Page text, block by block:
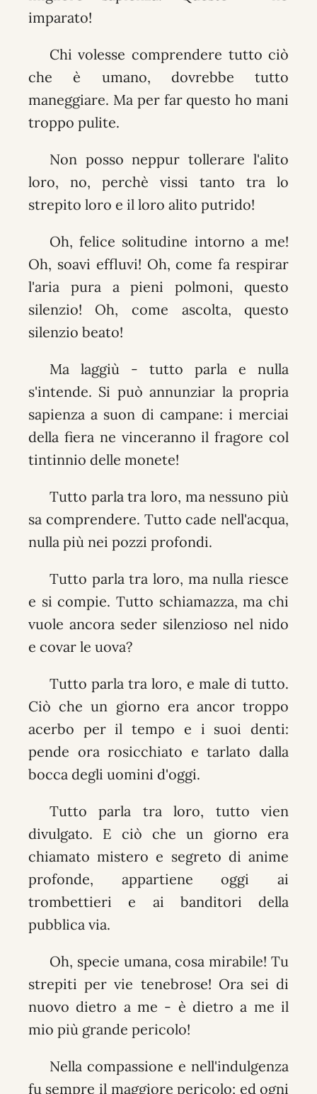
imparato!
Chi volesse comprendere tutto ciò
che è umano, dovrebbe tutto
maneggiare. Ma per far questo ho mani
troppo pulite.
Non posso neppur tollerare l'alito
loro, no, perchè vissi tanto tra lo
strepito loro e il loro alito putrido!
Oh, felice solitudine intorno a me!
Oh, soavi effluvi! Oh, come fa respirar
l'aria pura a pieni polmoni, questo
silenzio! Oh, come ascolta, questo
silenzio beato!
Ma laggiù - tutto parla e nulla
s'intende. Si può annunziar la propria
sapienza a suon di campane: i merciai
della fiera ne vinceranno il fragore col
tintinnio delle monete!
Tutto parla tra loro, ma nessuno più
sa comprendere. Tutto cade nell'acqua,
nulla più nei pozzi profondi.
Tutto parla tra loro, ma nulla riesce
e si compie. Tutto schiamazza, ma chi
vuole ancora seder silenzioso nel nido
e covar le uova?
Tutto parla tra loro, e male di tutto.
Ciò che un giorno era ancor troppo
acerbo per il tempo e i suoi denti:
pende ora rosicchiato e tarlato dalla
bocca degli uomini d'oggi.
Tutto parla tra loro, tutto vien
divulgato. E ciò che un giorno era
chiamato mistero e segreto di anime
profonde, appartiene oggi ai
trombettieri e ai banditori della
pubblica via.
Oh, specie umana, cosa mirabile! Tu
strepiti per vie tenebrose! Ora sei di
nuovo dietro a me - è dietro a me il
mio più grande pericolo!
Nella compassione e nell'indulgenza
fu sempre il maggiore pericolo; ed ogni